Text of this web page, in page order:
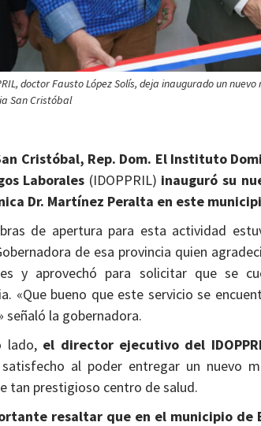
doctor Fausto López Solís, deja inaugurado un
San Cristóbal
Cristóbal, Rep. Dom. El Instituto
Laborales (IDOPPRIL) inauguró su
Dr. Martínez Peralta en este
de apertura para esta actividad
de esa provincia quien
y aprovechó para solicitar que se
«Que bueno que este servicio se
señaló la gobernadora.
lado, el director ejecutivo del
al poder entregar un nuevo
tan prestigioso centro de salud.
resaltar que en el municipio de